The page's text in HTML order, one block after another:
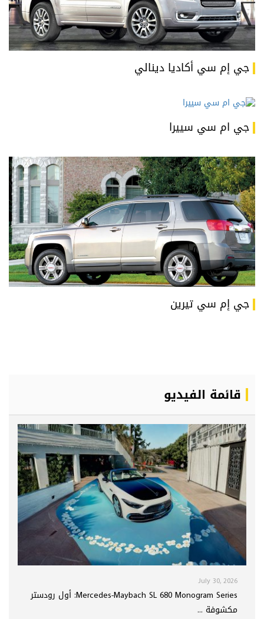
جي إم سي أكاديا دينالي
جي ام سي سييرا
جي إم سي تيرين
قائمة الفيديو
July 30, 2026
Mercedes-Maybach SL 680 Monogram Series: أول رودستر
مكشوفة ...